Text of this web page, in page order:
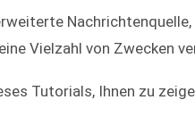
Vielzahl von Zwecken
Tutorials, Ihnen zu